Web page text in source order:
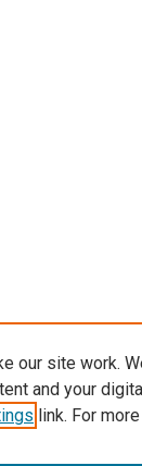
our site work.
and your
link. For